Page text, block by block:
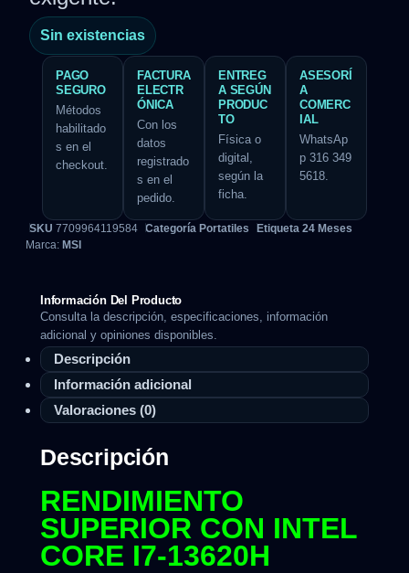
Sin existencias
PAGO
SEGURO
Métodos
habilitado
s en el
checkout.
FACTURA
ELECTR
ÓNICA
Con los
datos
registrado
s en el
pedido.
ENTREG
A SEGÚN
PRODUC
TO
Física o
digital,
según la
ficha.
ASESORÍ
A
COMERC
IAL
WhatsAp
p 316 349
5618.
SKU 7709964119584 Categoría Portatiles Etiqueta 24 Meses
Marca: MSI
Información Del Producto
Consulta la descripción, especificaciones, información
adicional y opiniones disponibles.
Descripción
Información adicional
Valoraciones (0)
Descripción
RENDIMIENTO
SUPERIOR CON INTEL
CORE I7-13620H